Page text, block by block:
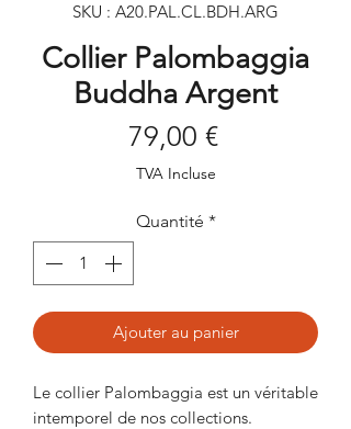
SKU : A20.PAL.CL.BDH.ARG
Collier Palombaggia
Buddha Argent
79,00 €Prix
TVA Incluse
Quantité *
Ajouter au panier
Le collier Palombaggia est un véritable
intemporel de nos collections.